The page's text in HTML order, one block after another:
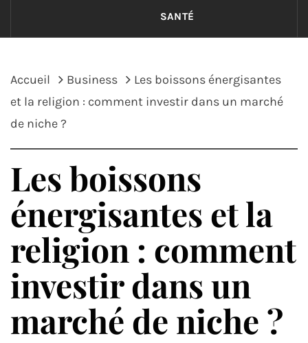
SANTÉ
Accueil Business
Les boissons énergisantes
et la religion : comment investir dans un marché
de niche ?
Les boissons
énergisantes et la
religion : comment
investir dans un
marché de niche ?